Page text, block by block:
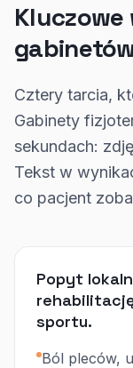
Cztery tarcia,
Gabinety
sekundach:
Tekst w
co pacjent
Popyt
sportu.
Ból pleców,